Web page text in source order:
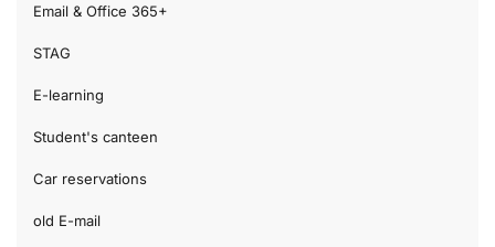
Email & Office 365+
STAG
E-learning
Student's canteen
Car reservations
old E-mail